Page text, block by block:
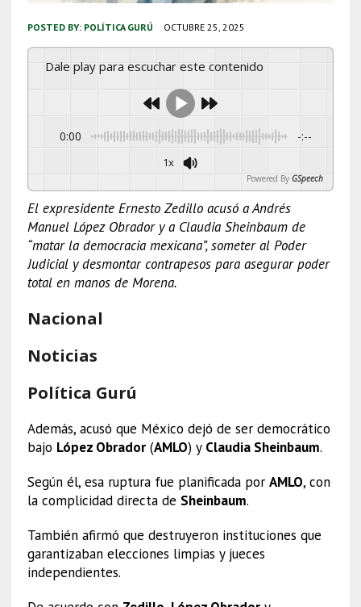
POSTED BY: POLÍTICA GURÚ OCTUBRE 25, 2025
Dale play para escuchar este contenido
0:00 -:--
1x
Powered By GSpeech
El expresidente Ernesto Zedillo acusó a Andrés
Manuel López Obrador y a Claudia Sheinbaum de
“matar la democracia mexicana”, someter al Poder
Judicial y desmontar contrapesos para asegurar poder
total en manos de Morena.
Nacional
Noticias
Política Gurú
Además, acusó que México dejó de ser democrático
bajo López Obrador(AMLO) y Claudia Sheinbaum.
Según él, esa ruptura fue planificada por AMLO, con
la complicidad directa de Sheinbaum.
También afirmó que destruyeron instituciones que
garantizaban elecciones limpias y jueces
independientes.